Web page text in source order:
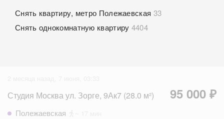
Снять квартиру, метро Полежаевская 33
Снять однокомнатную квартиру 4404
Студия Москва ул. Зорге, 9Ак7 (28.0 м²) 95 000 ₽
Полежаевская